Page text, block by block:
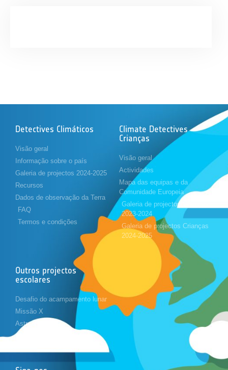
Detectives Climáticos
Visão geral
Informação sobre o país
Galeria de projectos 2024-2025
Recursos
Dados de observação da Terra
FAQ
Termos e condições
Climate Detectives
Crianças
Visão geral
Actividades
Mapa das equipas e da
Comunidade Europeia
Galeria de projectos Crianças
2023-2024
Galeria de projectos Crianças
2024-2025
Outros projectos
escolares
Desafio do acampamento lunar
Missão X
Astropi
Cansat